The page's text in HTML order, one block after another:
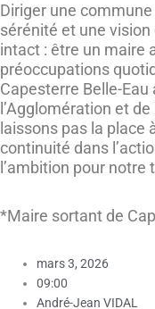
Diriger une
sérénité et une
intact : être un maire
préoccupations
Capesterre Belle-
l’Agglomération et
laissons pas la place
continuité dans
l’ambition pour notre
*Maire sortant de
mars 3, 2026
09:00
André-Jean VIDAL